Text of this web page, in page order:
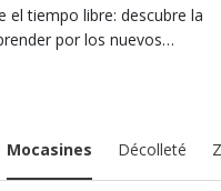
el tiempo libre: descubre la
por los nuevos
Mocasines Décolleté